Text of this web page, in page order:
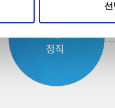
선